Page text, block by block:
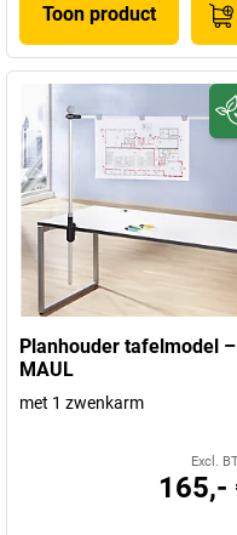
Toon product
Planhouder tafelmodel –
MAUL
met 1 zwenkarm
Excl.
165,-